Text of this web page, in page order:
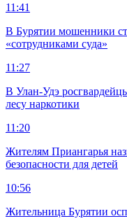
11:41
В Бурятии мошенники
«сотрудниками суда»
11:27
В Улан-Удэ
лесу наркотики
11:20
Жителям Приангарья
безопасности для детей
10:56
Жительница Бурятии